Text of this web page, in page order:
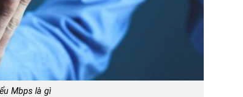
Mbps là gì